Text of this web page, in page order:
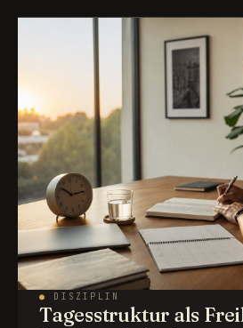
● DISZIPLIN
Tagesstruktur als